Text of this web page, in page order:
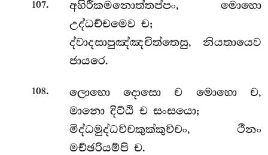
107.
අහිරීකමනොත්තප්පං, මොහො
උද්ධච්චමෙව ච;
ද්වාදසාපුඤ්ඤචිත්තෙසු, නියතායෙව
ජායරෙ.
108. ලොභොදොසො ච මොහො ච,
මානො දිට්ඨි ච සංසයො;
මිද්ධමුද්ධච්චකුක්කුච්චං, ථිනං
මච්ඡරියම්පි ච.